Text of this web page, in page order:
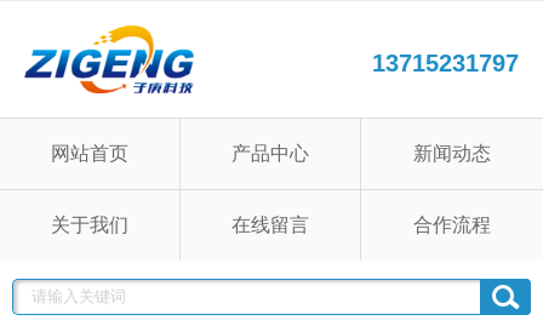
13715231797
网站首页 产品中心 新闻动态
关于我们 在线留言 合作流程